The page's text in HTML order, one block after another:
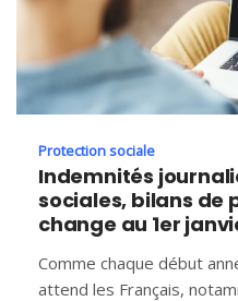
Protection sociale
Indemnités
sociales, bilans de
change au 1er
Comme chaque début
attend les Français,